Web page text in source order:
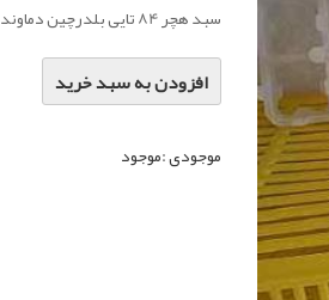
سبد هچر 84 تایی بلدرچین دماوند همراه با درب
افزودن به سبد خرید
موجودی :موجود